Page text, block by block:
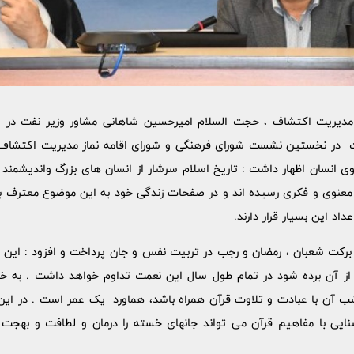
مدیریت اکتشاف ، حجت السلام امیرحسین شاهانی مشاور وزیر نفت در
در نخستین نشست شورای فرهنگی و شورای اقامه نماز مدیریت اکتشاف
انسان اظهار داشت : تاریخ اسلام سرشار از انسان های بزرگ
معنوی و فکری رسیده اند و در صفحات زندگی خود به این موضوع معترف
این بسیار قرار دارند.
شعبان ، رمضان و رجب در تربیت نفس و جان پرداخت و افزود : این
آن برده شود در تمام طول سال این نعمت تداوم خواهد داشت . به
عبادت و تلاوت قرآن همراه باشد، هماورد یک عمر است . در این
با مفاهیم قرآن می تواند جانهای خسته را درمان و لطافت و بهجت